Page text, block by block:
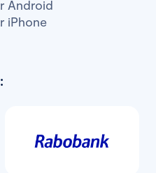
Android
iPhone